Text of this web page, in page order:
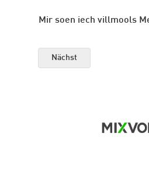
Mir soen iech villmools
Nächst